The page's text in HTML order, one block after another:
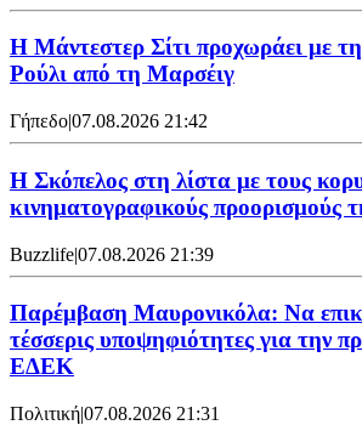
Η Μάντεστερ Σίτι προχωράει με
Ρούλι από τη Μαρσέιγ
Γήπεδο|07.08.2026 21:42
Η Σκόπελος στη λίστα με τους
κινηματογραφικούς προορισμούς
Buzzlife|07.08.2026 21:39
Παρέμβαση Μαυρονικόλα: Να
τέσσερις υποψηφιότητες για την
ΕΔΕΚ
Πολιτική|07.08.2026 21:31